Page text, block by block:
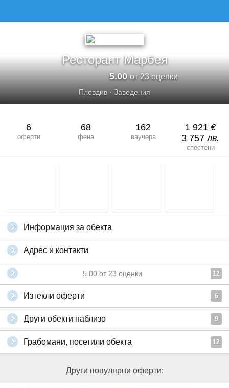
Ресторант Марбея
5.00от 23 оценки
Пловдив· Заведения
6
оферти
68
фена
162
ваучера
1 921 €
3 757лв.
спестени
Информация за обекта
Адрес и контакти
5.00 от 23 оценки 12
Изтекли оферти 6
Други обекти наблизо 9
Грабомани, посетили обекта 12
Други популярни оферти: